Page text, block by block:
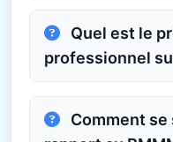
professionnel